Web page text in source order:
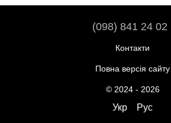
(098) 841 24 02
Контакти
Повна версія сайту
© 2024 - 2026
Укр Рус